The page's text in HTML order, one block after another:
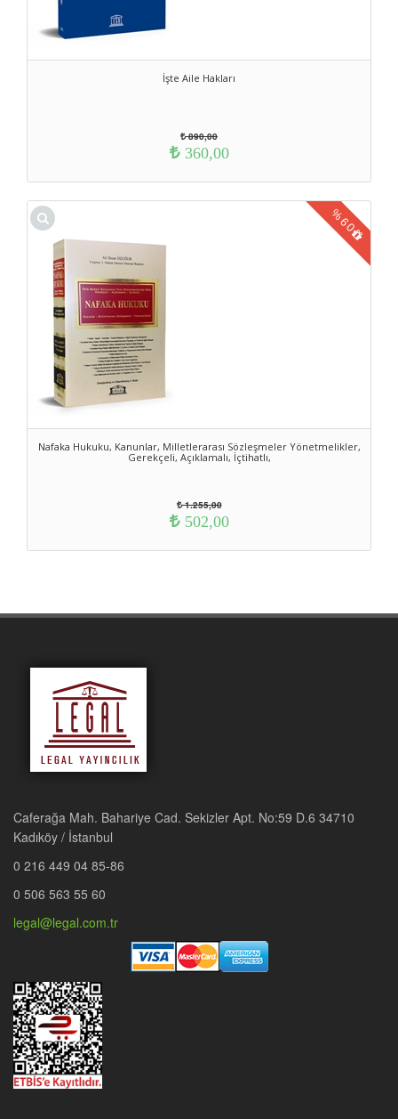
İşte Aile Hakları
890,00
360,00
Nafaka Hukuku, Kanunlar, Milletlerarası Sözleşmeler Yönetmelikler,
Gerekçeli, Açıklamalı, İçtihatlı,
%
60
1.255,00
502,00
Caferağa Mah. Bahariye Cad. Sekizler Apt. No:59 D.6 34710
Kadıköy / İstanbul
0 216 449 04 85-86
0 506 563 55 60
legal@legal.com.tr